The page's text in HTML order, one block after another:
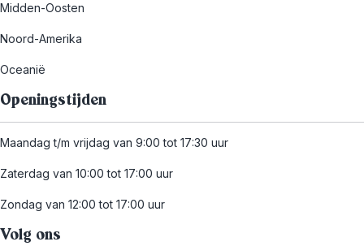
Midden-Oosten
Noord-Amerika
Oceanië
Openingstijden
Maandag t/m vrijdag van 9:00 tot 17:30 uur
Zaterdag van 10:00 tot 17:00 uur
Zondag van 12:00 tot 17:00 uur
Volg ons